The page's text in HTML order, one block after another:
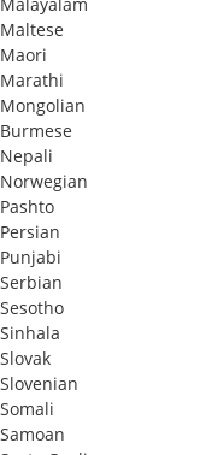
Maltese
Maori
Marathi
Mongolian
Burmese
Nepali
Norwegian
Pashto
Persian
Punjabi
Serbian
Sesotho
Sinhala
Slovak
Slovenian
Somali
Samoan